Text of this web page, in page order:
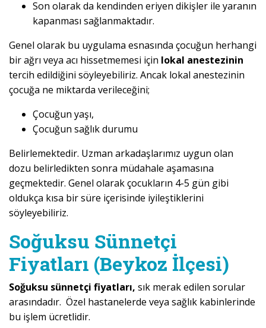
Son olarak da kendinden eriyen dikişler ile yaranın
kapanması sağlanmaktadır.
Genel olarak bu uygulama esnasında çocuğun herhangi
bir ağrı veya acı hissetmemesi için lokal anestezinin
tercih edildiğini söyleyebiliriz. Ancak lokal anestezinin
çocuğa ne miktarda verileceğini;
Çocuğun yaşı,
Çocuğun sağlık durumu
Belirlemektedir. Uzman arkadaşlarımız uygun olan
dozu belirledikten sonra müdahale aşamasına
geçmektedir. Genel olarak çocukların 4-5 gün gibi
oldukça kısa bir süre içerisinde iyileştiklerini
söyleyebiliriz.
Soğuksu Sünnetçi
Fiyatları (Beykoz İlçesi)
Soğuksu sünnetçi fiyatları, sık merak edilen sorular
arasındadır. Özel hastanelerde veya sağlık kabinlerinde
bu işlem ücretlidir.